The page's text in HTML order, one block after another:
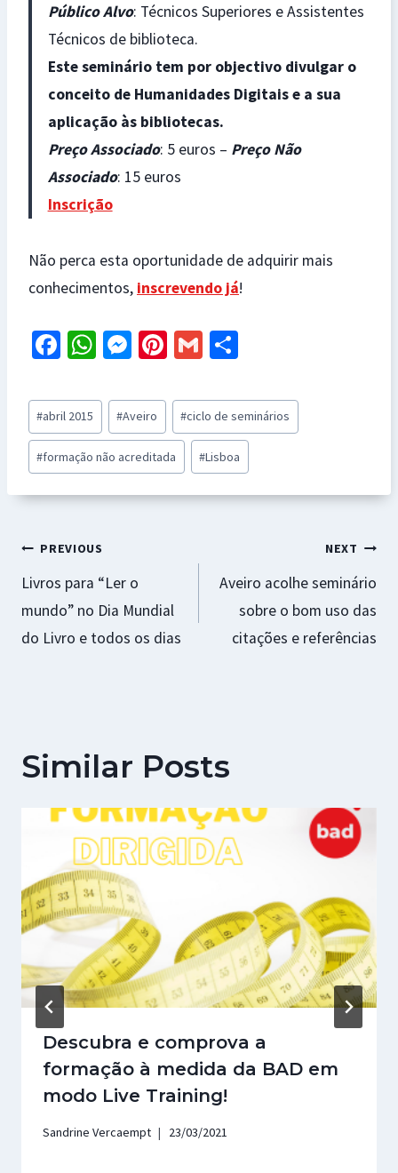
Público Alvo: Técnicos Superiores e Assistentes
Técnicos de biblioteca.
Este seminário tem por objectivo divulgar o
conceito de Humanidades Digitais e a sua
aplicação às bibliotecas.
Preço Associado: 5 euros – Preço Não
Associado: 15 euros
Inscrição
Não perca esta oportunidade de adquirir mais
conhecimentos, inscrevendo já!
Fa
b
o
o
k
W
at
sA
p
p
M
se
n
ge
r
Pi
er
es
t
G
ai
l
ar
e
Post
Tags:
#abril 2015 #Aveiro #ciclo de seminários
#formação não acreditada #Lisboa
Navegação
de
artigos
PREVIOUS
Livros para “Ler o
mundo” no Dia Mundial
do Livro e todos os dias
NEXT
Aveiro acolhe seminário
sobre o bom uso das
citações e referências
Similar Posts
Descubra e comprova a
formação à medida da BAD em
modo Live Training!
Sandrine Vercaempt 23/03/2021